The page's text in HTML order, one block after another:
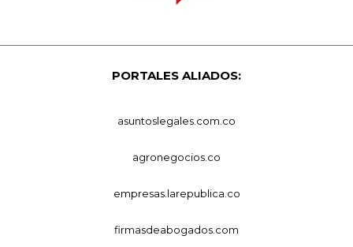
PORTALES ALIADOS:
asuntoslegales.com.co
agronegocios.co
empresas.larepublica.co
firmasdeabogados.com